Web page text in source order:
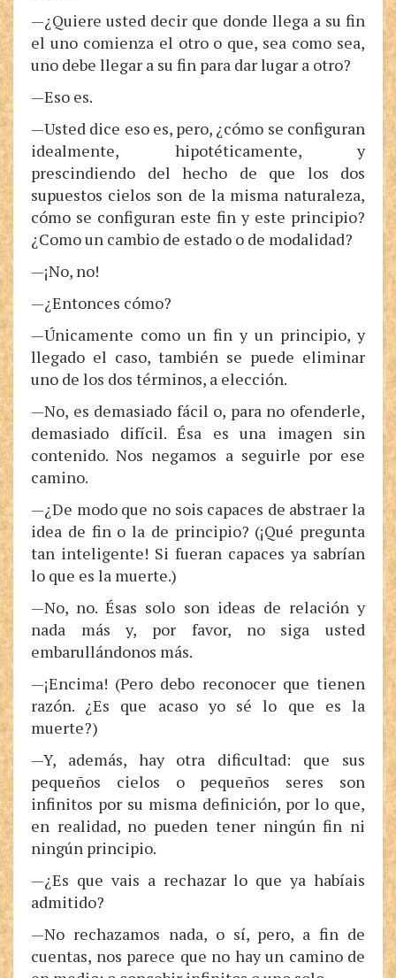
—¿Quiere usted decir que donde llega a su fin
el uno comienza el otro o que, sea como sea,
uno debe llegar a su fin para dar lugar a otro?
—Eso es.
—Usted dice eso es, pero, ¿cómo se configuran
idealmente, hipotéticamente, y
prescindiendo del hecho de que los dos
supuestos cielos son de la misma naturaleza,
cómo se configuran este fin y este principio?
¿Como un cambio de estado o de modalidad?
—¡No, no!
—¿Entonces cómo?
—Únicamente como un fin y un principio, y
llegado el caso, también se puede eliminar
uno de los dos términos, a elección.
—No, es demasiado fácil o, para no ofenderle,
demasiado difícil. Ésa es una imagen sin
contenido. Nos negamos a seguirle por ese
camino.
—¿De modo que no sois capaces de abstraer la
idea de fin o la de principio? (¡Qué pregunta
tan inteligente! Si fueran capaces ya sabrían
lo que es la muerte.)
—No, no. Ésas solo son ideas de relación y
nada más y, por favor, no siga usted
embarullándonos más.
—¡Encima! (Pero debo reconocer que tienen
razón. ¿Es que acaso yo sé lo que es la
muerte?)
—Y, además, hay otra dificultad: que sus
pequeños cielos o pequeños seres son
infinitos por su misma definición, por lo que,
en realidad, no pueden tener ningún fin ni
ningún principio.
—¿Es que vais a rechazar lo que ya habíais
admitido?
—No rechazamos nada, o sí, pero, a fin de
cuentas, nos parece que no hay un camino de